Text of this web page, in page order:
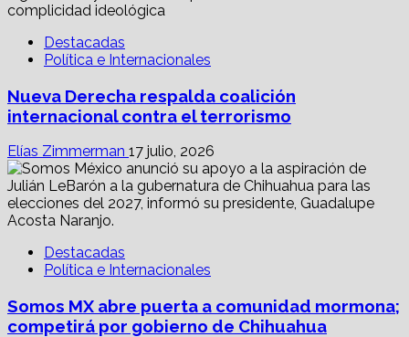
Destacadas
Política e Internacionales
Nueva Derecha respalda coalición
internacional contra el terrorismo
Elías Zimmerman 17 julio, 2026
Destacadas
Política e Internacionales
Somos MX abre puerta a comunidad mormona;
competirá por gobierno de Chihuahua